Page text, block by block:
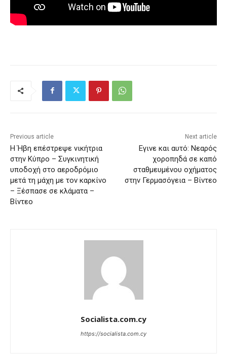
Previous article
H Ήβη επέστρεψε νικήτρια
στην Κύπρο – Συγκινητική
υποδοχή στο αεροδρόμιο
μετά τη μάχη με τον καρκίνο
– Ξέσπασε σε κλάματα –
Βίντεο
Next article
Εγινε και αυτό: Νεαρός
χοροπηδά σε καπό
σταθμευμένου οχήματος
στην Γερμασόγεια – Βίντεο
Socialista.com.cy
https://socialista.com.cy